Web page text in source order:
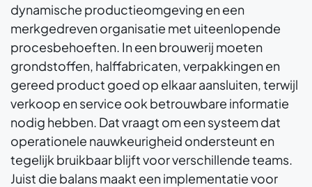
dynamische productieomgeving en een
merkgedreven organisatie met uiteenlopende
procesbehoeften. In een brouwerij moeten
grondstoffen, halffabricaten, verpakkingen en
gereed product goed op elkaar aansluiten, terwijl
verkoop en service ook betrouwbare informatie
nodig hebben. Dat vraagt om een systeem dat
operationele nauwkeurigheid ondersteunt en
tegelijk bruikbaar blijft voor verschillende teams.
Juist die balans maakt een implementatie voor